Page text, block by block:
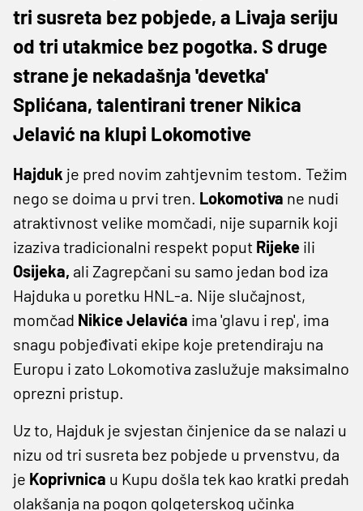
tri susreta bez pobjede, a Livaja seriju
od tri utakmice bez pogotka. S druge
strane je nekadašnja 'devetka'
Splićana, talentirani trener Nikica
Jelavić na klupi Lokomotive
Hajduk je pred novim zahtjevnim testom. Težim
nego se doima u prvi tren. Lokomotiva ne nudi
atraktivnost velike momčadi, nije suparnik koji
izaziva tradicionalni respekt poput Rijeke ili
Osijeka, ali Zagrepčani su samo jedan bod iza
Hajduka u poretku HNL-a. Nije slučajnost,
momčad Nikice Jelavića ima 'glavu i rep', ima
snagu pobjeđivati ekipe koje pretendiraju na
Europu i zato Lokomotiva zaslužuje maksimalno
oprezni pristup.
Uz to, Hajduk je svjestan činjenice da se nalazi u
nizu od tri susreta bez pobjede u prvenstvu, da
je Koprivnica u Kupu došla tek kao kratki predah
olakšanja na pogon golgeterskog učinka